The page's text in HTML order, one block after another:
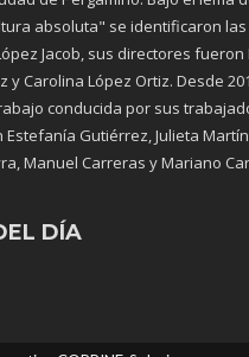
absoluta" se identificaron
Jacob, sus directores fueron
y Carolina López Ortiz. Desde
conducida por sus
Gutiérrez, Julieta
Manuel Carreras y Mariano
DÍA